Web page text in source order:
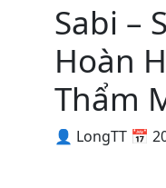
Sabi –
Hoàn
Thẩm
👤 LongTT 📅